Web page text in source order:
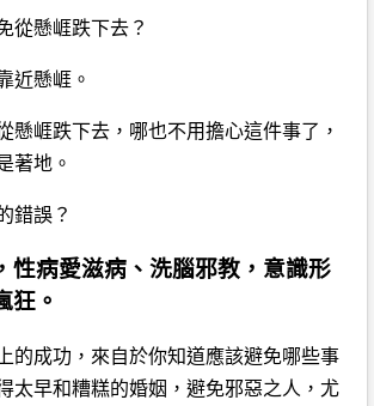
從懸崕跌下去？
近懸崕。
懸崕跌下去，哪也不用擔心這件事了，
著地。
錯誤？
性病愛滋病、洗腦邪教，意識形
狂。
的成功，來自於你知道應該避免哪些事
太早和糟糕的婚姻，避免邪惡之人，尤